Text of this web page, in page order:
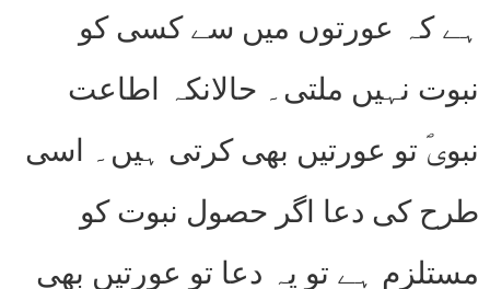
ہے کہ عورتوں میں سے کسی کو
نبوت نہیں ملتی۔ حالانکہ اطاعت
نبویؐ تو عورتیں بھی کرتی ہیں۔ اسی
طرح کی دعا اگر حصول نبوت کو
مستلزم ہے تو یہ دعا تو عورتیں بھی